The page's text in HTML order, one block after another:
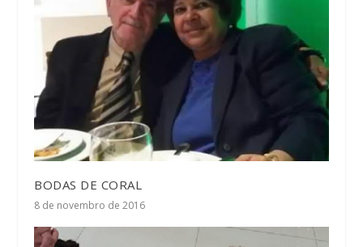
BODAS DE CORAL
8 de novembro de 2016